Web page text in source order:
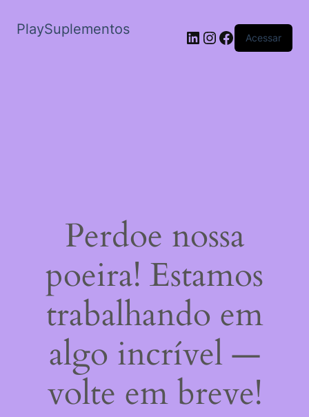
PlaySuplementos LinkedIn
Instagram
Facebook
Acessar
Perdoe nossa
poeira! Estamos
trabalhando em
algo incrível —
volte em breve!